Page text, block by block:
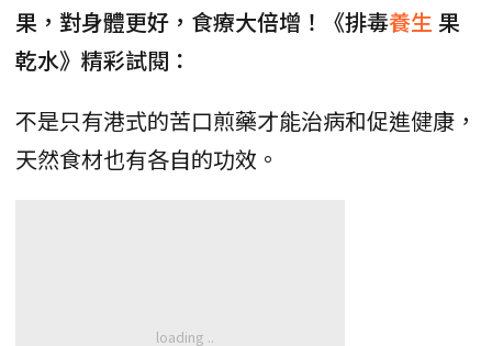
果，對身體更好，食療大倍增！《排毒養生 果
乾水》精彩試閱：
不是只有港式的苦口煎藥才能治病和促進健康，
天然食材也有各自的功效。